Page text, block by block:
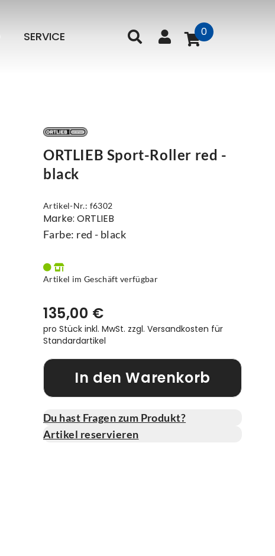
SERVICE 0
ORTLIEB Sport-Roller red -
black
Artikel-Nr.: f6302
Marke: ORTLIEB
Farbe: red - black
Artikel im Geschäft verfügbar
135,00 €
pro Stück inkl. MwSt. zzgl. Versandkosten für
Standardartikel
In den Warenkorb
Du hast Fragen zum Produkt?
Artikel reservieren